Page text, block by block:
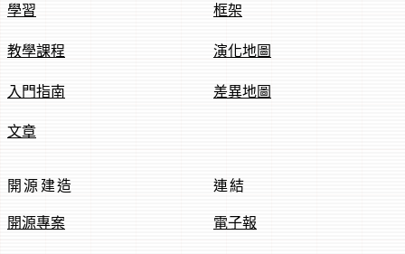
學習
教學課程
入門指南
文章
框架
演化地圖
差異地圖
開源建造
開源專案
連結
電子報